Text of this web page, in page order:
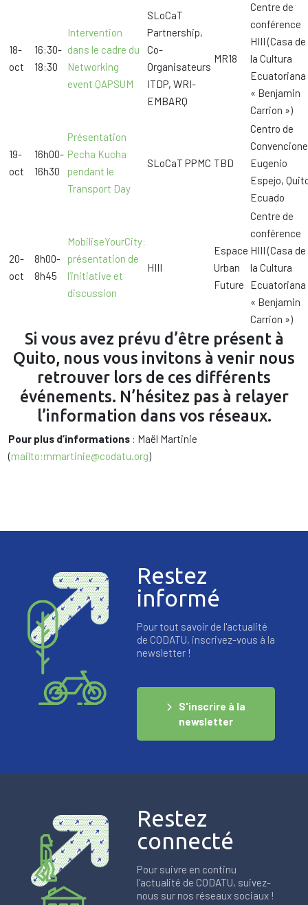
18-
oct
16:30-
18:30
Intervention
dans le cadre du
Networking
event QAPSUM
SLoCaT
Partnership,
Co-
Organisateurs
ITDP, WRI-
EMBARQ
MR18
Centre de
conférence
HIII (Casa de
la Cultura
Ecuatoriana
« Benjamin
Carrion »)
19-
oct
16h00-
16h30
Présentation
Pecha Kucha
pendant le
Transport Day
SLoCaT PPMC TBD
Centro de
Eugenio
Espejo,
Ecuado
20-
oct
8h00-
8h45
MobiliseYourCity:
présentation de
l’initiative et
discussion
HIII
Espace
Urban
Future
Centre de
conférence
HIII (Casa de
la Cultura
Ecuatoriana
« Benjamin
Carrion »)
Si vous avez prévu d’être présent à
Quito, nous vous invitons à venir nous
retrouver lors de ces différents
événements. N’hésitez pas à relayer
l’information dans vos réseaux.
Pour plus d’informations : Maël Martinie
(mailto:mmartinie@codatu.org)
Restez
informé
Pour tout savoir de l'actualité
de CODATU, inscrivez-vous à la
newsletter !
S'inscrire à la
newsletter
Restez
connecté
Pour suivre en continu
l'actualité de CODATU, suivez-
nous sur nos réseaux sociaux !